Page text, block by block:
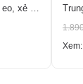
eo, xẻ tà
của